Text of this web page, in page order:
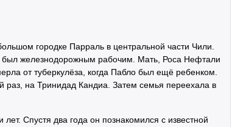
городке Парраль в центральной части Чили.
железнодорожным рабочим. Мать, Роса Нефтали
от туберкулёза, когда Пабло был ещё ребенком.
раз, на Тринидад Кандиа. Затем семья переехала в
лет. Спустя два года он познакомился с известной